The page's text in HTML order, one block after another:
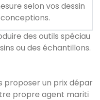
selon vos dessin
des outils spéciau
ou des échantillons.
proposer un prix dépar
propre agent mariti